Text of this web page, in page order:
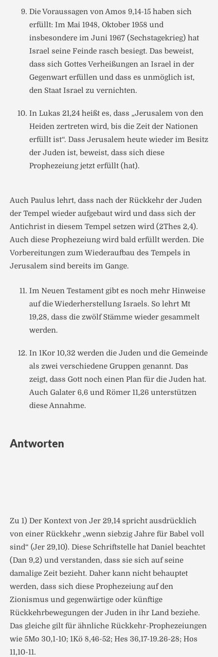
Die Voraussagen von Amos 9,14-15 haben sich
erfüllt: Im Mai 1948, Oktober 1958 und
insbesondere im Juni 1967 (Sechstagekrieg) hat
Israel seine Feinde rasch besiegt. Das beweist,
dass sich Gottes Verheißungen an Israel in der
Gegenwart erfüllen und dass es unmöglich ist,
den Staat Israel zu vernichten.
In Lukas 21,24 heißt es, dass „Jerusalem von den
Heiden zertreten wird, bis die Zeit der Nationen
erfüllt ist“. Dass Jerusalem heute wieder im Besitz
der Juden ist, beweist, dass sich diese
Prophezeiung jetzt erfüllt (hat).
Auch Paulus lehrt, dass nach der Rückkehr der Juden
der Tempel wieder aufgebaut wird und dass sich der
Antichrist in diesem Tempel setzen wird (2Thes 2,4).
Auch diese Prophezeiung wird bald erfüllt werden. Die
Vorbereitungen zum Wiederaufbau des Tempels in
Jerusalem sind bereits im Gange.
Im Neuen Testament gibt es noch mehr Hinweise
auf die Wiederherstellung Israels. So lehrt Mt
19,28, dass die zwölf Stämme wieder gesammelt
werden.
In 1Kor 10,32 werden die Juden und die Gemeinde
als zwei verschiedene Gruppen genannt. Das
zeigt, dass Gott noch einen Plan für die Juden hat.
Auch Galater 6,6 und Römer 11,26 unterstützen
diese Annahme.
Antworten
Zu 1) Der Kontext von Jer 29,14 spricht ausdrücklich
von einer Rückkehr „wenn siebzig Jahre für Babel voll
sind“ (Jer 29,10). Diese Schriftstelle hat Daniel beachtet
(Dan 9,2) und verstanden, dass sie sich auf seine
damalige Zeit bezieht. Daher kann nicht behauptet
werden, dass sich diese Prophezeiung auf den
Zionismus und gegenwärtige oder künftige
Rückkehrbewegungen der Juden in ihr Land beziehe.
Das gleiche gilt für ähnliche Rückkehr-Prophezeiungen
wie 5Mo 30,1-10; 1Kö 8,46-52; Hes 36,17-19.26-28; Hos
11,10-11.